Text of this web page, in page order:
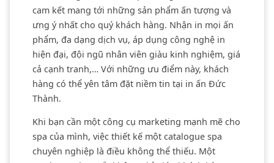
cam kết mang tới những sản phẩm ấn tượng và
ưng ý nhất cho quý khách hàng. Nhận in mọi ấn
phẩm, đa dạng dịch vụ, áp dụng công nghệ in
hiện đại, đội ngũ nhân viên giàu kinh nghiệm, giá
cả cạnh tranh,… Với những ưu điểm này, khách
hàng có thể yên tâm đặt niềm tin tại in ấn Đức
Thành.
Khi bạn cần một công cụ marketing mạnh mẽ cho
spa của mình, việc thiết kế một catalogue spa
chuyên nghiệp là điều không thể thiếu. Một